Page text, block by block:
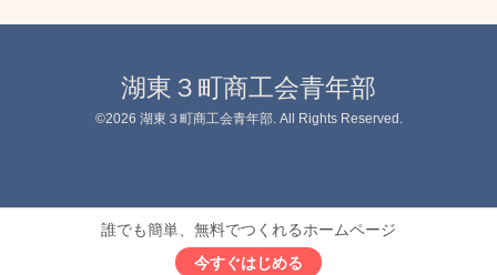
湖東３町商工会青年部
©2026 湖東３町商工会青年部. All Rights Reserved.
誰でも簡単、無料でつくれるホームページ
今すぐはじめる